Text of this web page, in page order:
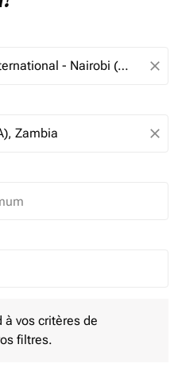
close
close
Selected
à vos critères de
filtres.